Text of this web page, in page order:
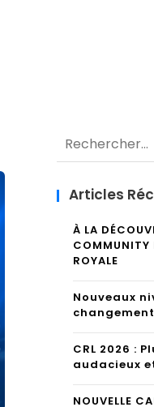
Rechercher :
Articles
À LA
COMMUNITY
ROYALE
Nouveaux
CRL 2026 :
audacieux
NOUVELLE